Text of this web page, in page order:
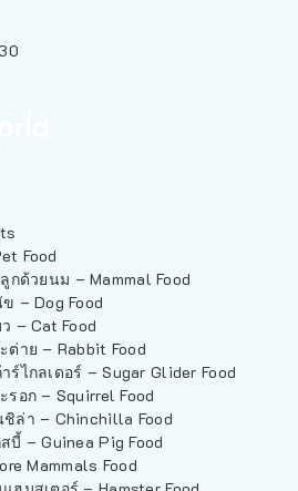
Food
กด้วยนม – Mammal Food
– Dog Food
– Cat Food
ต่าย – Rabbit Food
ร์ไกลเดอร์ – Sugar Glider Food
รอก – Squirrel Food
ล่า – Chinchilla Food
บี้ – Guinea Pig Food
Mammals Food